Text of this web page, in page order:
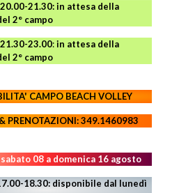
20.00-21.30:in attesa della
2° campo
23.00:in attesa della
2° campo
CAMPOBEACH VOLLEY
PRENOTAZIONI: 349.1460983
sabato 08 a domenica 16 agosto
18.30: disponibile dal lunedì